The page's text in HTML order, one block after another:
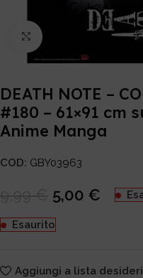
Click to enlarge
DEATH NOTE –
#180 – 61×91 cm
Anime Manga
COD: GBY03963
5,00 €
Esaurito
Aggiungi a lista desideri